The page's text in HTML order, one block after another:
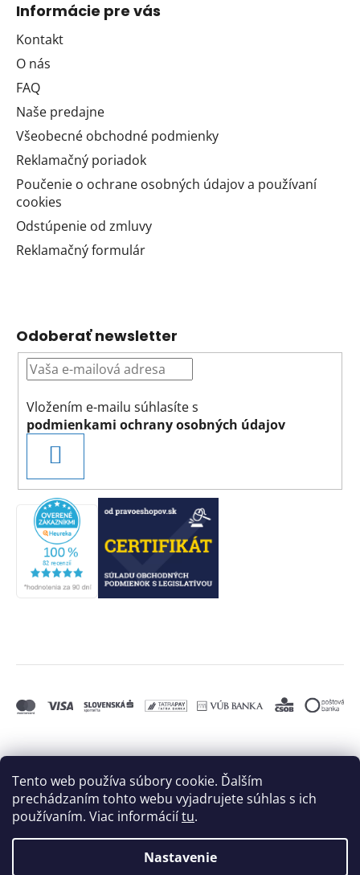
Tento web používa súbory cookie. Ďalším
prechádzaním tohto webu vyjadrujete súhlas s ich
používaním. Viac informáciítu.
Nastavenie
Informácie pre vás
Kontakt
O nás
FAQ
Naše predajne
Všeobecné obchodné podmienky
Reklamačný poriadok
Poučenie o ochrane osobných údajov a používaní
cookies
Odstúpenie od zmluvy
Reklamačný formulár
Odoberať newsletter
Vložením e-mailu súhlasíte s
podmienkami ochrany osobných údajov
SA